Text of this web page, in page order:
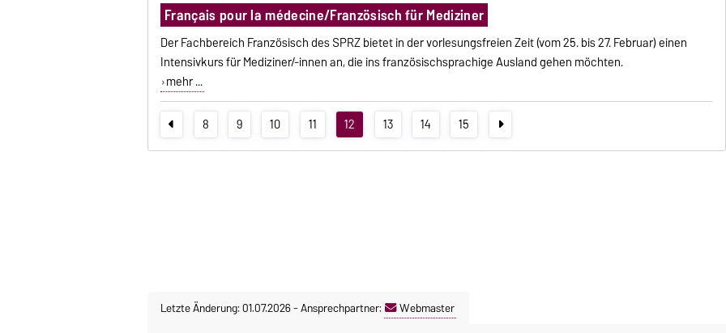
Français pour la médecine/Französisch für Mediziner
Der Fachbereich Französisch des SPRZ bietet in der vorlesungsfreien Zeit (vom 25. bis 27. Februar) einen
Intensivkurs für Mediziner/-innen an, die ins französischsprachige Ausland gehen möchten.
mehr ...
8 9 10 11 12 13 14 15
Letzte Änderung: 01.07.2026-Ansprechpartner: Webmaster